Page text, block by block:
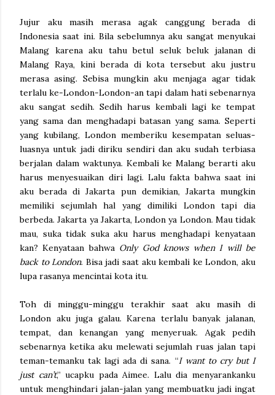
Jujur aku masih merasa agak canggung berada di
Indonesia saat ini. Bila sebelumnya aku sangat menyukai
Malang karena aku tahu betul seluk beluk jalanan di
Malang Raya, kini berada di kota tersebut aku justru
merasa asing. Sebisa mungkin aku menjaga agar tidak
terlalu ke-London-London-an tapi dalam hati sebenarnya
aku sangat sedih. Sedih harus kembali lagi ke tempat
yang sama dan menghadapi batasan yang sama. Seperti
yang kubilang, London memberiku kesempatan seluas-
luasnya untuk jadi diriku sendiri dan aku sudah terbiasa
berjalan dalam waktunya. Kembali ke Malang berarti aku
harus menyesuaikan diri lagi. Lalu fakta bahwa saat ini
aku berada di Jakarta pun demikian, Jakarta mungkin
memiliki sejumlah hal yang dimiliki London tapi dia
berbeda. Jakarta ya Jakarta, London ya London. Mau tidak
mau, suka tidak suka aku harus menghadapi kenyataan
kan? Kenyataan bahwa Only God knows when I will be
back to London. Bisa jadi saat aku kembali ke London, aku
lupa rasanya mencintai kota itu.
Toh di minggu-minggu terakhir saat aku masih di
London aku juga galau. Karena terlalu banyak jalanan,
tempat, dan kenangan yang menyeruak. Agak pedih
sebenarnya ketika aku melewati sejumlah ruas jalan tapi
teman-temanku tak lagi ada di sana. “I want to cry but I
just can’t,” ucapku pada Aimee. Lalu dia menyarankanku
untuk menghindari jalan-jalan yang membuatku jadi ingat